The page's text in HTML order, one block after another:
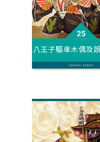
八王子驅車木偶及